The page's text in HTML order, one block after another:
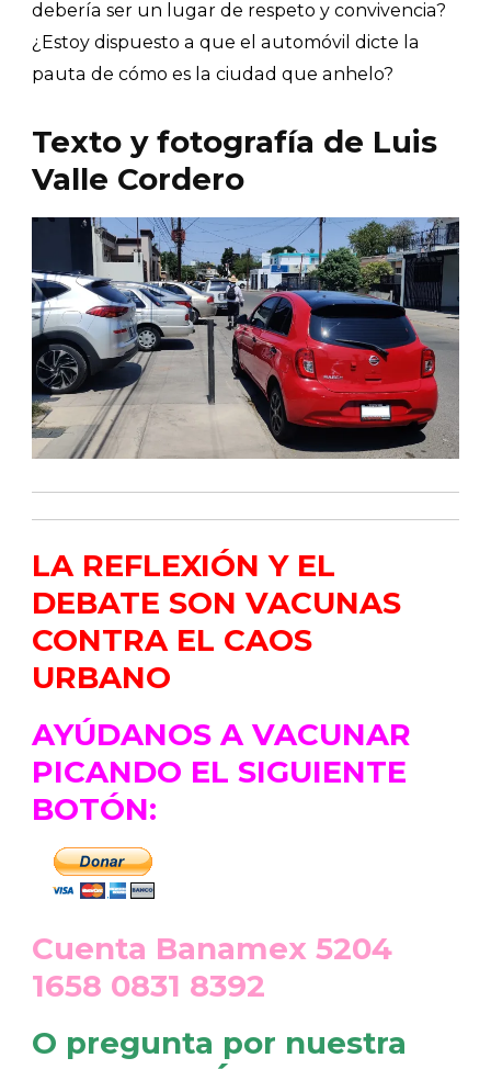
debería ser un lugar de respeto y convivencia?
¿Estoy dispuesto a que el automóvil dicte la
pauta de cómo es la ciudad que anhelo?
Texto y fotografía de Luis
Valle Cordero
LA REFLEXIÓN Y EL
DEBATE SON VACUNAS
CONTRA EL CAOS
URBANO
AYÚDANOS A VACUNAR
PICANDO EL SIGUIENTE
BOTÓN:
Cuenta Banamex 5204
1658 0831 8392
O pregunta por nuestra